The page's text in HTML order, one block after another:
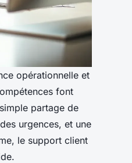
opérationnelle et
font
partage de
urgences, et une
le support client